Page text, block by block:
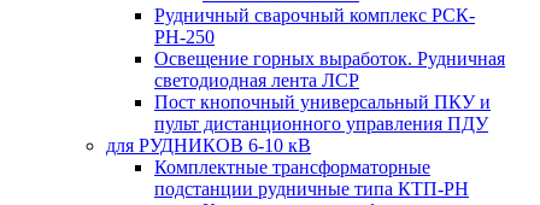
Рудничный сварочный комплекс РСК-
РН-250
Освещение горных выработок. Рудничная
светодиодная лента ЛСР
Пост кнопочный универсальный ПКУ и
пульт дистанционного управления ПДУ
для РУДНИКОВ 6-10 кВ
Комплектные трансформаторные
подстанции рудничные типа КТП-РН